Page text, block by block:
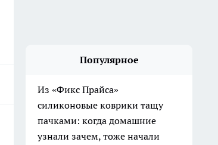
Популярное
Из «Фикс Прайса»
силиконовые коврики тащу
пачками: когда домашние
узнали зачем, тоже начали